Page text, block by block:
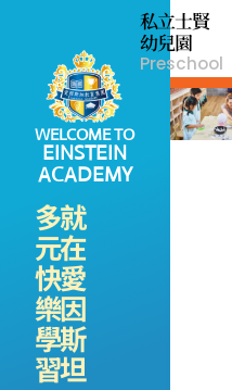
WELCOME TO
EINSTEIN
ACADEMY
多
元
快
樂
學
習
就
在
愛
因
斯
坦
私立士賢
幼兒園
Preschool